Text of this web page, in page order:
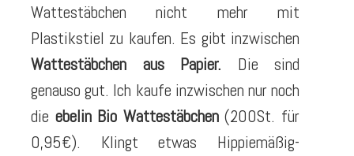
Wattestäbchen nicht mehr mit
Plastikstiel zu kaufen. Es gibt inzwischen
Wattestäbchen aus Papier. Die sind
genauso gut. Ich kaufe inzwischen nur noch
die ebelin Bio Wattestäbchen(200St. für
0,95€). Klingt etwas Hippiemäßig-